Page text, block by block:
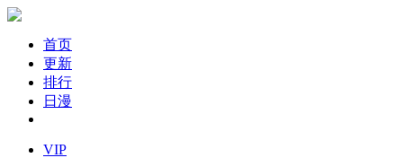
首页
更新
排行
日漫
VIP